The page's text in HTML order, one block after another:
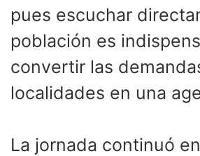
pues escuchar
población es
convertir las
localidades en una
La jornada continuó